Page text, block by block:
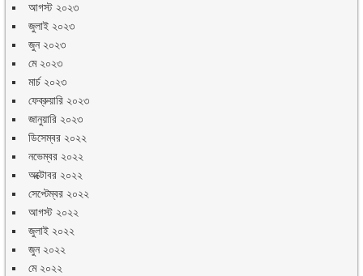
আগস্ট ২০২৩
জুলাই ২০২৩
জুন ২০২৩
মে ২০২৩
মার্চ ২০২৩
ফেব্রুয়ারি ২০২৩
জানুয়ারি ২০২৩
ডিসেম্বর ২০২২
নভেম্বর ২০২২
অক্টোবর ২০২২
সেপ্টেম্বর ২০২২
আগস্ট ২০২২
জুলাই ২০২২
জুন ২০২২
মে ২০২২